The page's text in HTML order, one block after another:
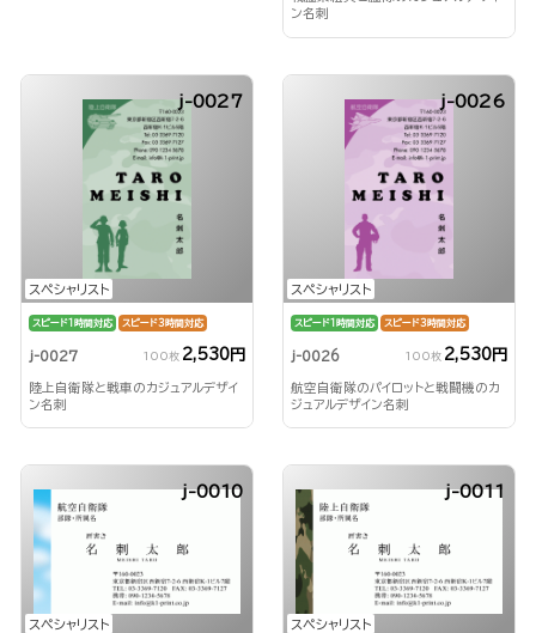
ン名刺
スペシャリスト
j-0027
スピード1時間対応 スピード3時間対応
j-0027 100枚 2,530円
陸上自衛隊と戦車のカジュアルデザイ
ン名刺
スペシャリスト
j-0026
スピード1時間対応 スピード3時間対応
j-0026 100枚 2,530円
航空自衛隊のパイロットと戦闘機のカ
ジュアルデザイン名刺
スペシャリスト
j-0010
スペシャリスト
j-0011